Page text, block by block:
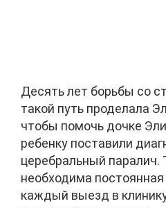
Десять лет борьбы со
такой путь проделала
чтобы помочь дочке
ребенку поставили
церебральный паралич.
необходима
каждый выезд в